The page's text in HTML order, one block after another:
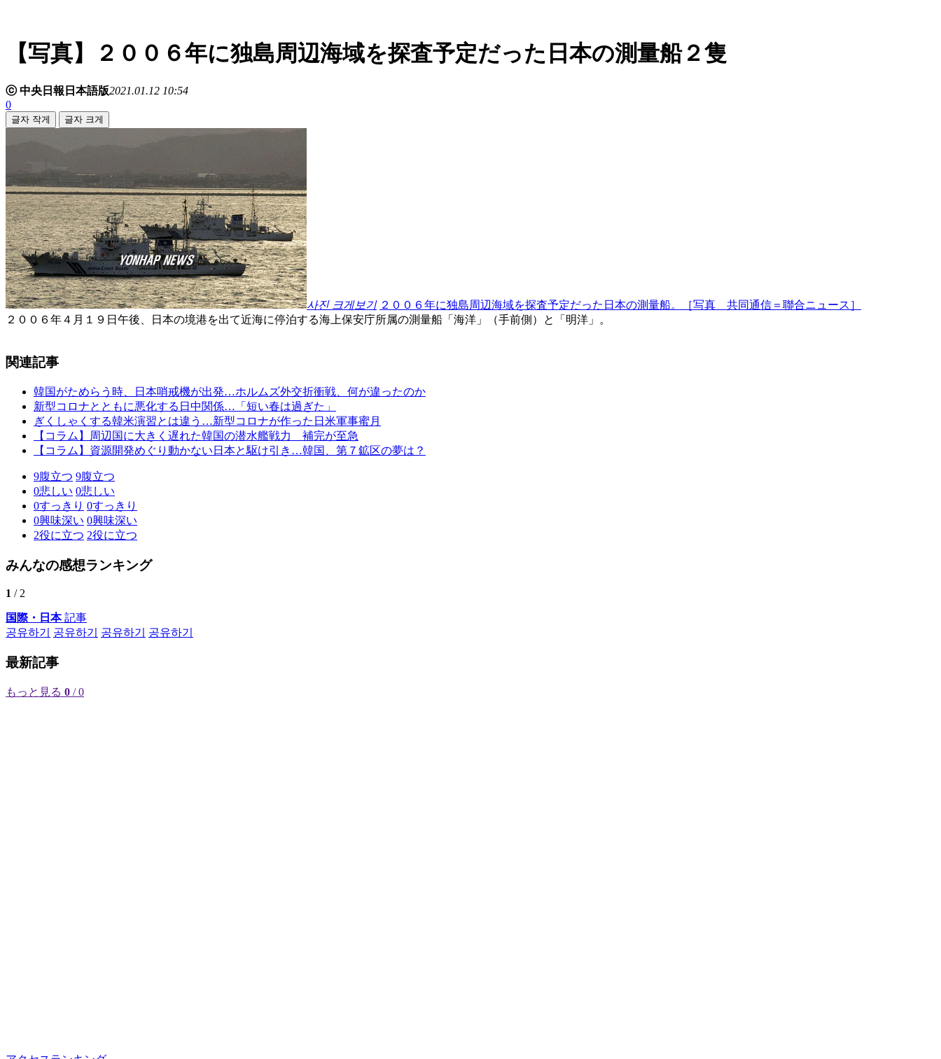
【写真】２００６年に独島周辺海域を探査予定だった日本の測量船２隻
ⓒ 中央日報日本語版2021.01.12 10:54
0
글자 작게 글자 크게
사진 크게보기 ２００６年に独島周辺海域を探査予定だった日本の測量船。［写真 共同通信＝聯合ニュース］
２００６年４月１９日午後、日本の境港を出て近海に停泊する海上保安庁所属の測量船「海洋」（手前側）と「明洋」。
関連記事
韓国がためらう時、日本哨戒機が出発…ホルムズ外交折衝戦、何が違ったのか
新型コロナとともに悪化する日中関係…「短い春は過ぎた」
ぎくしゃくする韓米演習とは違う…新型コロナが作った日米軍事蜜月
【コラム】周辺国に大きく遅れた韓国の潜水艦戦力 補完が至急
【コラム】資源開発めぐり動かない日本と駆け引き…韓国、第７鉱区の夢は？
9腹立つ 9腹立つ
0悲しい 0悲しい
0すっきり 0すっきり
0興味深い 0興味深い
2役に立つ 2役に立つ
みんなの感想ランキング
1 / 2
国際・日本記事
공유하기
공유하기 공유하기 공유하기
最新記事
もっと見る 0 / 0